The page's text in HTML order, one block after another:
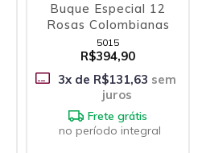
Buque Especial 12
Rosas Colombianas
5015
R$394,90
3x de R$131,63 sem
juros
Frete grátis
no período integral